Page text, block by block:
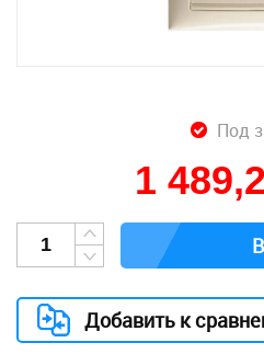
Под
1
Добавить к